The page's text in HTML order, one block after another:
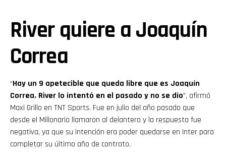
River quiere a Joaquín
Correa
“Hay un 9 apetecible que queda libre que es Joaquín
Correa. River lo intentó en el pasado y no se dio”, afirmó
Maxi Grillo en TNT Sports. Fue en julio del año pasado que
desde el Millonario llamaron al delantero y la respuesta fue
negativa, ya que su intención era poder quedarse en Inter para
completar su último año de contrato.